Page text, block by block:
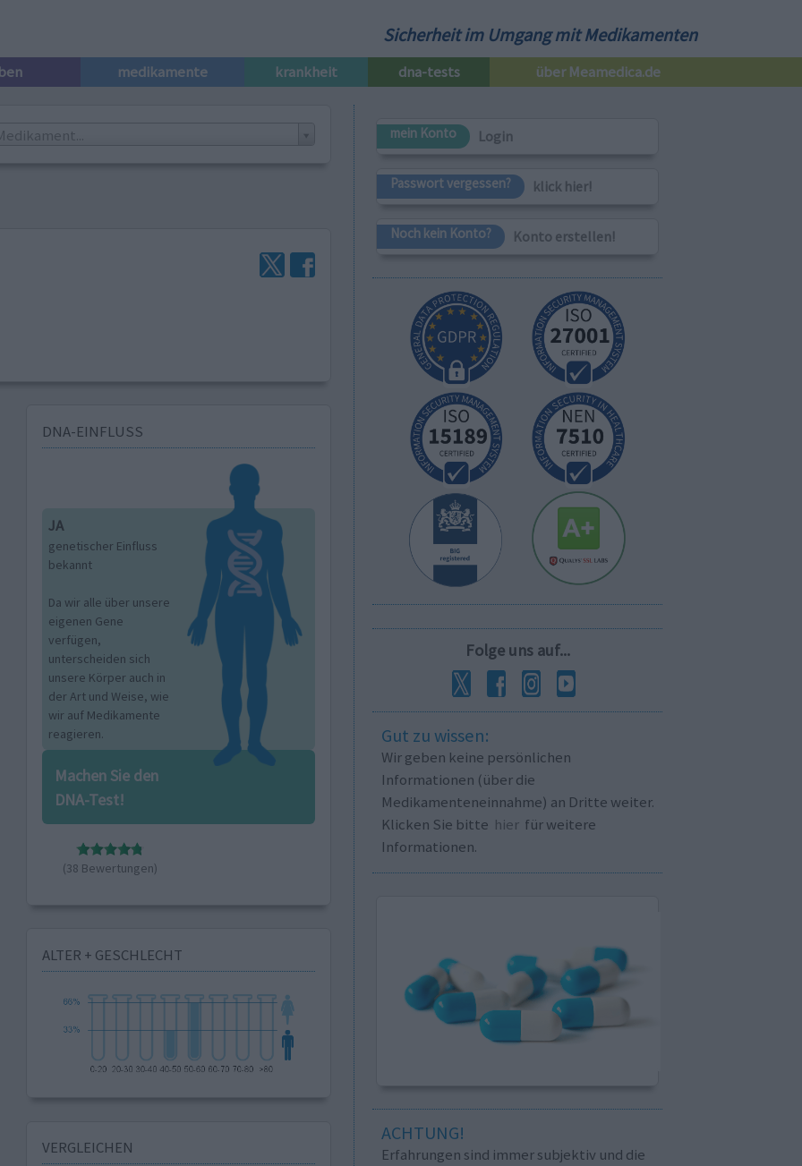
Sicherheit im Umgang mit Medikamenten
medikamente krankheit dna-tests über Meamedica.de
DNA-EINFLUSS
JA
genetischer Einfluss
bekannt
Da wir alle über unsere
eigenen Gene
verfügen,
unterscheiden sich
unsere Körper auch in
der Art und Weise, wie
wir auf Medikamente
reagieren.
Machen Sie den
DNA-Test!
(38 Bewertungen)
ALTER + GESCHLECHT
VERGLEICHEN
mein Konto Login
Passwort vergessen? klick hier!
Noch kein Konto? Konto erstellen!
Folge uns auf...
Gut zu wissen:
Wir geben keine persönlichen
Informationen (über die
Medikamenteneinnahme) an Dritte weiter.
Klicken Sie bitte hier für weitere
Informationen.
ACHTUNG!
Erfahrungen sind immer subjektiv und die